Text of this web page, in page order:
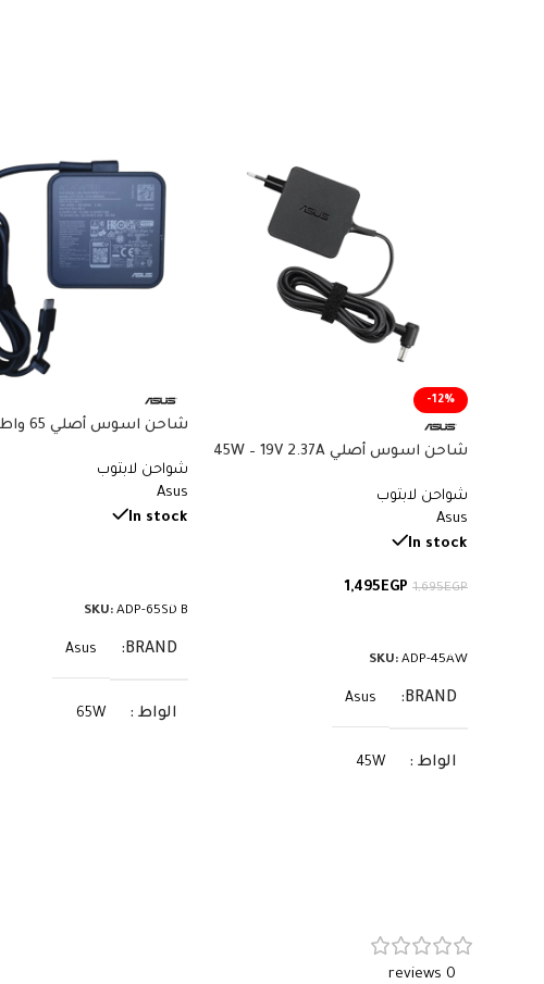
-12%
شاحن اسوس أصلي 45W – 19V 2.37A
Asus Laptop Charger
شواحن لابتوب
Asus
In stock
1,695EGP
1,495EGP
SKU: ADP-45AW
BRAND
Asus
الواط 45W
السوكيت
ExpertBook Chromebook –
ADP-65SD B
شواحن لابتوب
Asus
In stock
SKU:ADP-65SD B
BRAND
Asus
الواط 65W
0 reviews